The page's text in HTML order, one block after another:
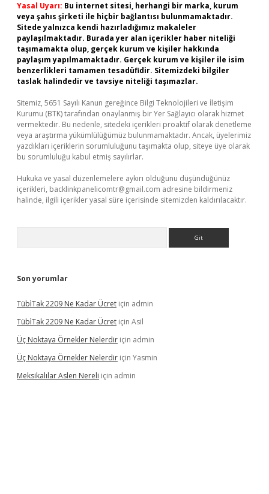
Yasal Uyarı: Bu internet sitesi, herhangi bir marka, kurum
veya şahıs şirketi ile hiçbir bağlantısı bulunmamaktadır.
Sitede yalnızca kendi hazırladığımız makaleler
paylaşılmaktadır. Burada yer alan içerikler haber niteliği
taşımamakta olup, gerçek kurum ve kişiler hakkında
paylaşım yapılmamaktadır. Gerçek kurum ve kişiler ile isim
benzerlikleri tamamen tesadüfidir. Sitemizdeki bilgiler
taslak halindedir ve tavsiye niteliği taşımazlar.
Sitemiz, 5651 Sayılı Kanun gereğince Bilgi Teknolojileri ve İletişim
Kurumu (BTK) tarafından onaylanmış bir Yer Sağlayıcı olarak hizmet
vermektedir. Bu nedenle, sitedeki içerikleri proaktif olarak denetleme
veya araştırma yükümlülüğümüz bulunmamaktadır. Ancak, üyelerimiz
yazdıkları içeriklerin sorumluluğunu taşımakta olup, siteye üye olarak
bu sorumluluğu kabul etmiş sayılırlar.
Hukuka ve yasal düzenlemelere aykırı olduğunu düşündüğünüz
içerikleri, backlinkpanelicomtr@gmail.com adresine bildirmeniz
halinde, ilgili içerikler yasal süre içerisinde sitemizden kaldırılacaktır.
Son yorumlar
Tübi̇Tak 2209 Ne Kadar Ücret için admin
Tübi̇Tak 2209 Ne Kadar Ücret için Asil
Üç Noktaya Örnekler Nelerdir için admin
Üç Noktaya Örnekler Nelerdir için Yasmin
Meksikalılar Aslen Nereli için admin